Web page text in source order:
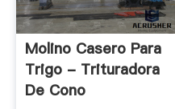
Molino Casero Para
Trigo - Trituradora
De Cono